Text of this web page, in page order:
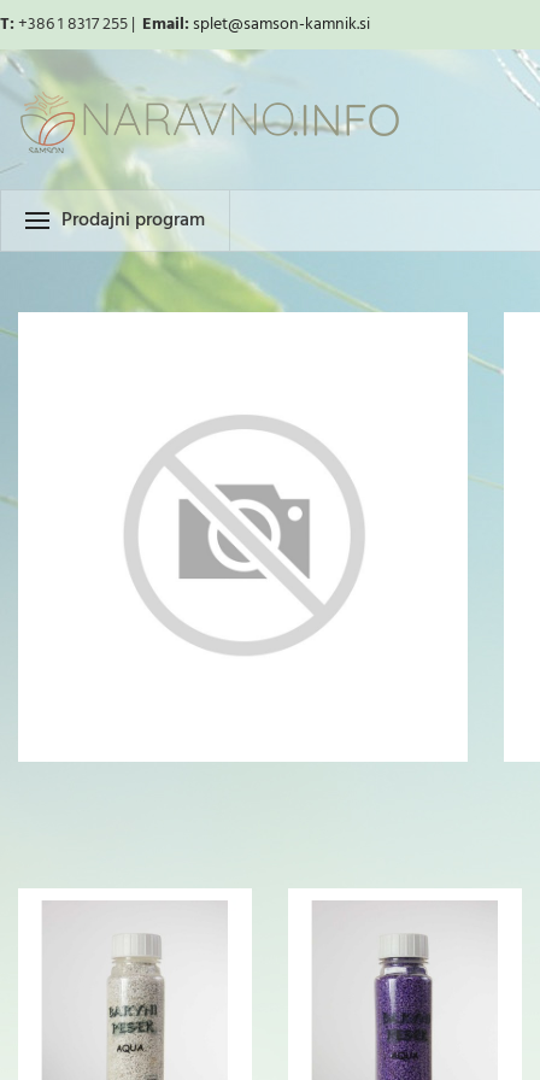
T:+386 1 8317 255 | Email:splet@samson-kamnik.si
Prodajni program